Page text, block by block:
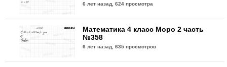
6 лет назад,624 просмотра
Математика 4 класс Моро 2 часть
№358
6 лет назад,635 просмотров